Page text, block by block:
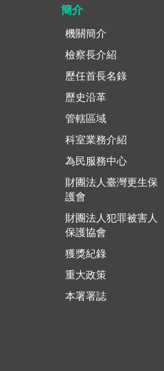
簡介
機關簡介
檢察長介紹
歷任首長名錄
歷史沿革
管轄區域
科室業務介紹
為民服務中心
財團法人臺灣更生保
護會
財團法人犯罪被害人
保護協會
獲獎紀錄
重大政策
本署署誌